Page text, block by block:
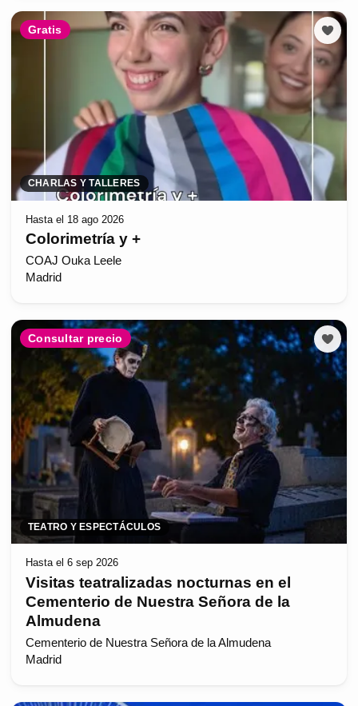
Gratis
CHARLAS Y TALLERES
Hasta el 18 ago 2026
Colorimetría y +
COAJ Ouka Leele
Madrid
Consultar precio
TEATRO Y ESPECTÁCULOS
Hasta el 6 sep 2026
Visitas teatralizadas nocturnas en el
Cementerio de Nuestra Señora de la
Almudena
Cementerio de Nuestra Señora de la Almudena
Madrid